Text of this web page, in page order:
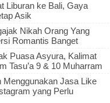
Liburan ke Bali, Gaya
Asik
Nikah Orang Yang
Romantis Banget
Puasa Asyura, Kalimat
Tasu’a 9 & 10 Muharram
Menggunakan Jasa Like
yang Perlu